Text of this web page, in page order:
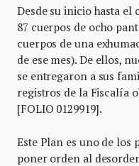
Desde su inicio hasta el
87 cuerpos de ocho
cuerpos de una
de ese mes). De ellos,
se entregaron a sus
registros de la Fiscalía
[FOLIO 0129919].
Este Plan es uno de
poner orden al